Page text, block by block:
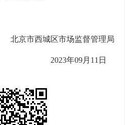
北京市西城区市场监督管理局
2023年09月 11 日